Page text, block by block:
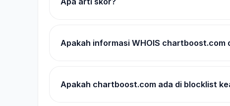
Apakah informasi WHOIS chartboost.com
Apakah chartboost.com ada di blocklist